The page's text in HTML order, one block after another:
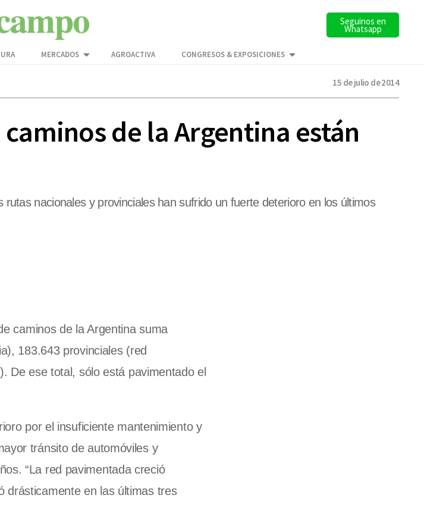
Seguinos en
Whatsapp
MERCADOS AGROACTIVA CONGRESOS & EXPOSICIONES
15 de julio de 2014
de la Argentina están
nacionales y provinciales han sufrido un fuerte deterioro en los últimos
caminos de la Argentina suma
183.643 provinciales (red
De ese total, sólo está pavimentado el
por el insuficiente mantenimiento y
tránsito de automóviles y
“La red pavimentada creció
drásticamente en las últimas tres